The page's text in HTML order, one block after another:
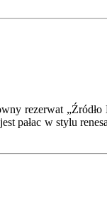
rezerwat
pałac w stylu